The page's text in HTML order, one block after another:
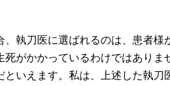
執刀医に選ばれるのは、患者様
がかかっているわけではありま
いえます。私は、上述した執刀